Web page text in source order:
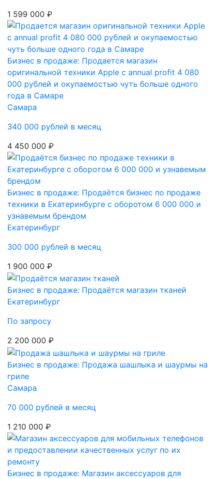
1 599 000 ₽
Бизнес в продаже: Продается магазин
оригинальной техники Apple с annual profit 4 080
000 рублей и окупаемостью чуть больше одного
года в Самаре
Самара
340 000 рублей в месяц
4 450 000 ₽
Бизнес в продаже: Продаётся бизнес по продаже
техники в Екатеринбурге с оборотом 6 000 000 и
узнавемым брендом
Екатеринбург
300 000 рублей в месяц
1 900 000 ₽
Бизнес в продаже: Продаётся магазин тканей
Екатеринбург
По запросу
2 200 000 ₽
Бизнес в продаже: Продажа шашлыка и шаурмы на
гриле
Самара
70 000 рублей в месяц
1 210 000 ₽
Бизнес в продаже: Магазин аксессуаров для